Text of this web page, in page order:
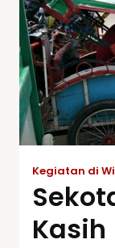
Kegiatan di
Kasih